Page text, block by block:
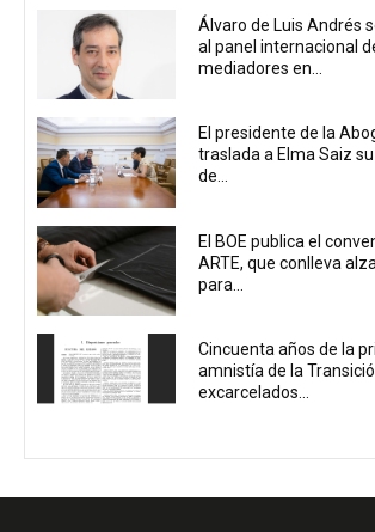
Álvaro de Luis Andrés
al panel internacional
mediadores en...
El presidente de la
traslada a Elma Saiz
de...
El BOE publica el
ARTE, que conlleva
para...
Cincuenta años de la
amnistía de la
excarcelados...